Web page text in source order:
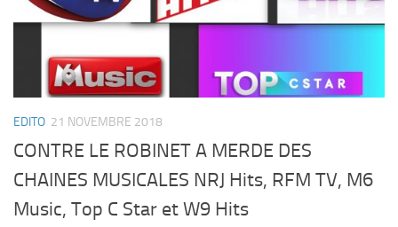
EDITO 21 NOVEMBRE 2018
CONTRE LE ROBINET A MERDE DES
CHAINES MUSICALES NRJ Hits, RFM TV, M6
Music, Top C Star et W9 Hits